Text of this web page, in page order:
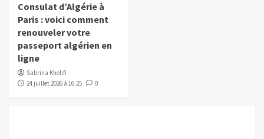
Consulat d’Algérie à
Paris : voici comment
renouveler votre
passeport algérien en
ligne
Sabrina Khelifi
24 juillet 2026 à 16:25
0